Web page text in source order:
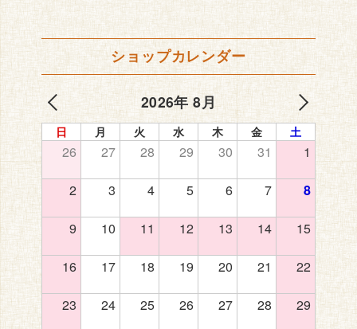
ショップカレンダー
2026年 8月
日 月 火 水 木 金 土
26 27 28 29 30 31 1
2 3 4 5 6 7 8
9 10 11 12 13 14 15
16 17 18 19 20 21 22
23 24 25 26 27 28 29